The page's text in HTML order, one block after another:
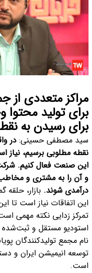
مراکز متعددی از
برای تولید محتوا
برای رسیدن به
سید مصطفی حسینی: در
نقطه مطلوبی برسیم،
این صنعت فعال کنیم.
و آن را به مشتری و
درآمدی شوند. بازار،
این اتفاقات نیاز است تا
تمرکز زدایی نکته مهمی
استودیو مستقل و ثبت‌شده
نام مجمع تولیدکنندگان
توسعه انیمیشن ایران و
است.